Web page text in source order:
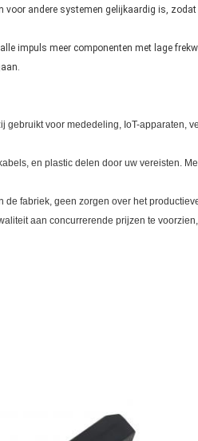
andere systemen gelijkaardig is,
impuls meer componenten met lage
gebruikt voor mededeling, IoT-apparaten,
en plastic delen door uw vereisten.
fabriek, geen zorgen over het
aan concurrerende prijzen te